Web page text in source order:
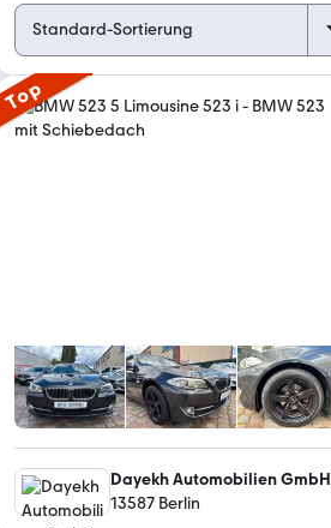
Top
Dayekh Automobilien GmbH
13587 Berlin